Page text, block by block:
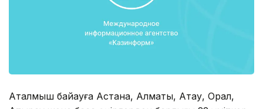
Аталмыш байқауға Астана, Алматы, Ақтау, Орал,